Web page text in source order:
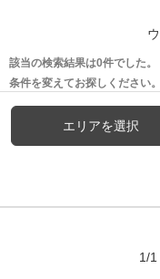
該当の検索結果は0件でした。
条件を変えてお探しください。
エリアを選択
1/1